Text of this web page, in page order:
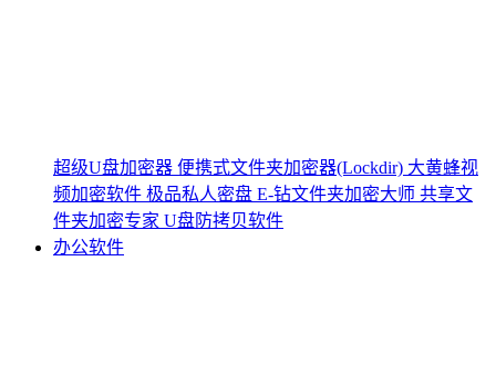
超级U盘加密器 便携式文件夹加密器(Lockdir) 大黄蜂视
频加密软件 极品私人密盘 E-钻文件夹加密大师 共享文
件夹加密专家 U盘防拷贝软件
办公软件